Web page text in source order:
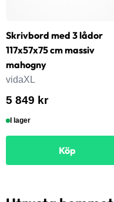
Skrivbord med 3 lådor
117x57x75 cm massiv
mahogny
vidaXL
5 849 kr
I lager
Köp